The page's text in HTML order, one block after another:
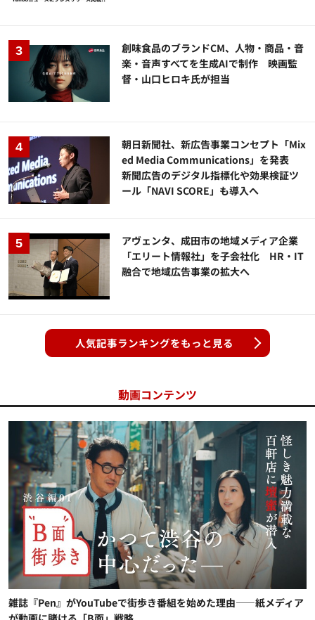
創味食品のブランドCM、人物・商品・音
楽・音声すべてを生成AIで制作 映画監
督・山口ヒロキ氏が担当
朝日新聞社、新広告事業コンセプト「Mix
ed Media Communications」を発表
新聞広告のデジタル指標化や効果検証ツ
ール「NAVI SCORE」も導入へ
アヴェンタ、成田市の地域メディア企業
「エリート情報社」を子会社化 HR・IT
融合で地域広告事業の拡大へ
人気記事ランキングをもっと見る
動画コンテンツ
雑誌『Pen』がYouTubeで街歩き番組を始めた理由——紙メディア